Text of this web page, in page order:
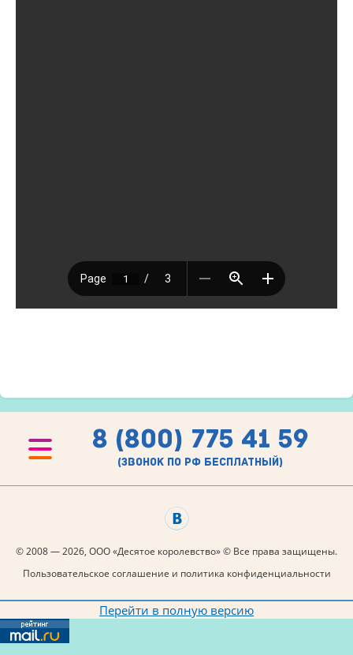
8 (800) 775 41 59
(звонок по рф бесплатный)
© 2008 — 2026, ООО «Десятое королевство» © Все права защищены.
Пользовательское соглашение и политика конфиденциальности
Перейти в полную версию